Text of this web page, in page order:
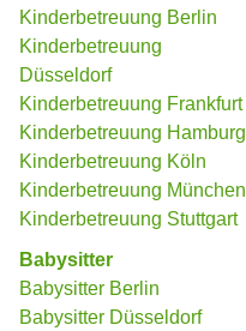
Kinderbetreuung Berlin
Kinderbetreuung
Düsseldorf
Kinderbetreuung Frankfurt
Kinderbetreuung Hamburg
Kinderbetreuung Köln
Kinderbetreuung München
Kinderbetreuung Stuttgart
Babysitter
Babysitter Berlin
Babysitter Düsseldorf